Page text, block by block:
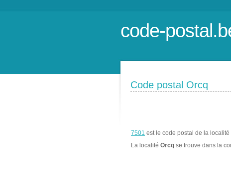
code-
Code postal Orcq
7501 est le code postal de la localité
La localité Orcq se trouve dans la